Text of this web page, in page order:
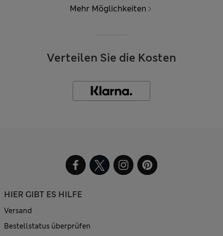
Mehr Möglichkeiten
Verteilen Sie die Kosten
HIER GIBT ES HILFE
Versand
Bestellstatus überprüfen